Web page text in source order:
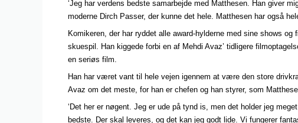
‘Jeg har verdens bedste samarbejde med Matthesen. Han giver
moderne Dirch Passer, der kunne det hele. Matthesen har også
Komikeren, der har ryddet alle award-hylderne med sine shows
skuespil. Han kiggede forbi en af Mehdi Avaz’ tidligere
en seriøs film.
Han har været vant til hele vejen igennem at være den store
Avaz om det meste, for han er chefen og han styrer, som
‘Det her er nøgent. Jeg er ude på tynd is, men det holder jeg
bedste. Der skal leveres, og det kan jeg godt lide. Vi fungerer